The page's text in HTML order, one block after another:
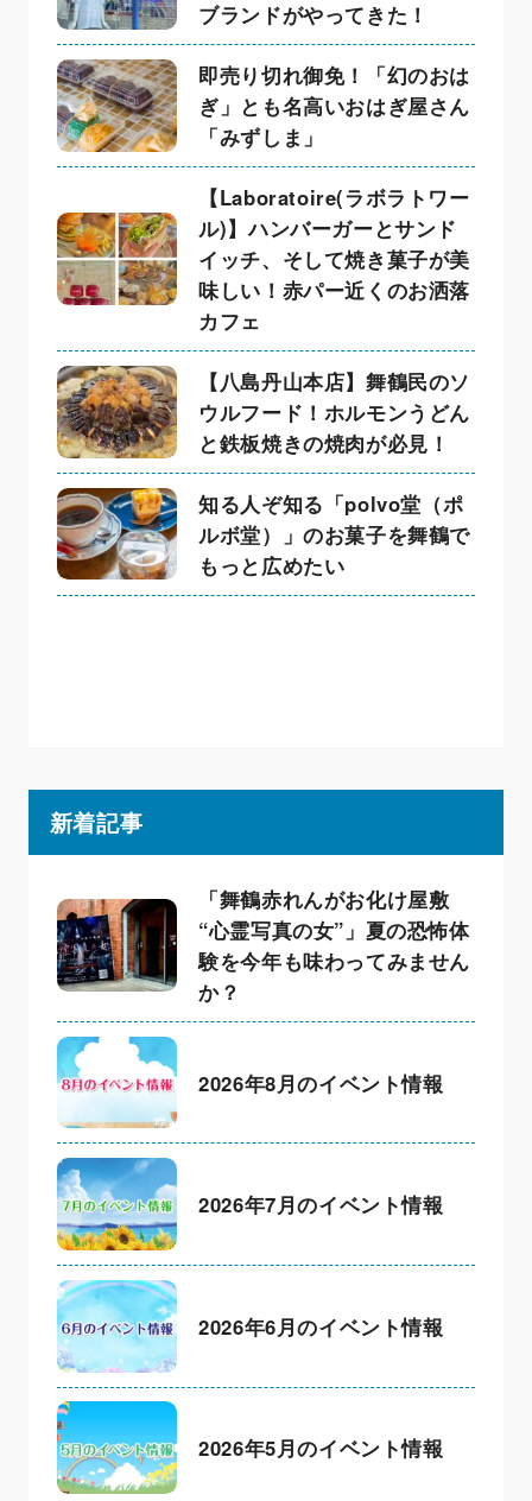
ブランドがやってきた！
即売り切れ御免！「幻のおは
ぎ」とも名高いおはぎ屋さん
「みずしま」
【Laboratoire(ラボラトワー
ル)】ハンバーガーとサンド
イッチ、そして焼き菓子が美
味しい！赤パー近くのお洒落
カフェ
【八島丹山本店】舞鶴民のソ
ウルフード！ホルモンうどん
と鉄板焼きの焼肉が必見！
知る人ぞ知る「polvo堂（ポ
ルボ堂）」のお菓子を舞鶴で
もっと広めたい
新着記事
「舞鶴赤れんがお化け屋敷
“心霊写真の女”」夏の恐怖体
験を今年も味わってみません
か？
2026年8月のイベント情報
2026年7月のイベント情報
2026年6月のイベント情報
2026年5月のイベント情報